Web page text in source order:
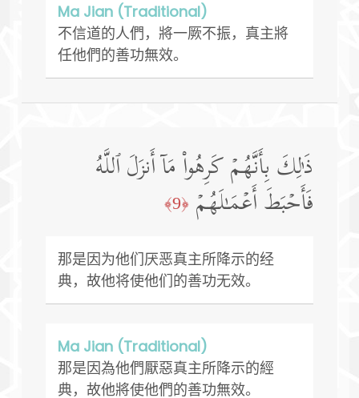
Ma Jian (Traditional)
不信道的人們，將一厥不振，真主將
任他們的善功無效。
ذَ ٰ⁠لِكَ بِأَنَّهُمۡ كَرِهُوا۟ مَاۤ أَنزَلَ ٱللَّهُ
فَأَحۡبَطَ أَعۡمَـٰلَهُمۡ ﴿9﴾
那是因为他们厌恶真主所降示的经
典，故他将使他们的善功无效。
Ma Jian (Traditional)
那是因為他們厭惡真主所降示的經
典，故他將使他們的善功無效。